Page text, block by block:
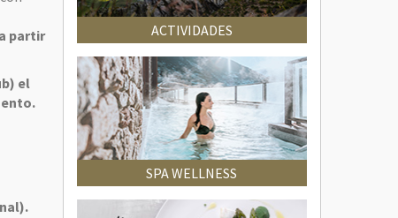
a partir
el
ACTIVIDADES
SPA WELLNESS